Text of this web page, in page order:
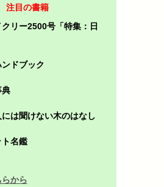
注目の書籍
リー2500号「特集：日
ドブック
典
は聞けない木のはなし
名鑑
から